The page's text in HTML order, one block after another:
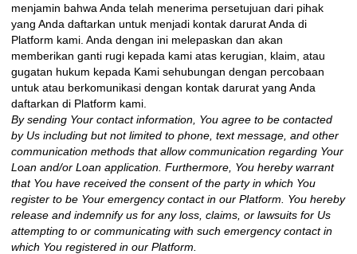
menjamin bahwa Anda telah menerima persetujuan dari pihak
yang Anda daftarkan untuk menjadi kontak darurat Anda di
Platform kami. Anda dengan ini melepaskan dan akan
memberikan ganti rugi kepada kami atas kerugian, klaim, atau
gugatan hukum kepada Kami sehubungan dengan percobaan
untuk atau berkomunikasi dengan kontak darurat yang Anda
daftarkan di Platform kami.
By sending Your contact information, You agree to be contacted
by Us including but not limited to phone, text message, and other
communication methods that allow communication regarding Your
Loan and/or Loan application. Furthermore, You hereby warrant
that You have received the consent of the party in which You
register to be Your emergency contact in our Platform. You hereby
release and indemnify us for any loss, claims, or lawsuits for Us
attempting to or communicating with such emergency contact in
which You registered in our Platform.